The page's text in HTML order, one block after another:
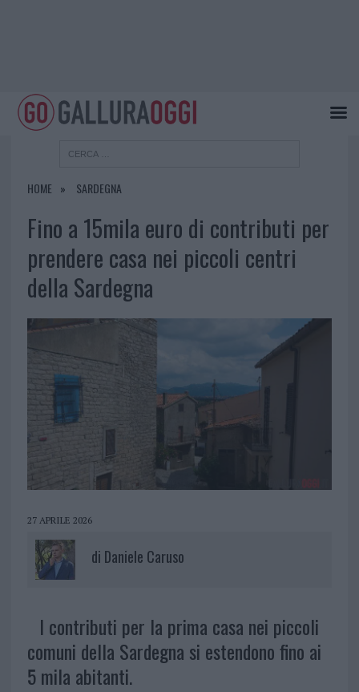
HOME SARDEGNA
Fino a 15mila euro di contributi per
prendere casa nei piccoli centri
della Sardegna
27 APRILE 2026
di Daniele Caruso
I contributi per la prima casa nei piccoli
comuni della Sardegna si estendono fino ai
5 mila abitanti.